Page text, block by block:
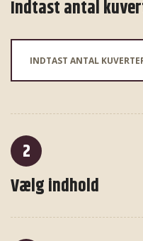
Indtast antal
2
Vælg indhold